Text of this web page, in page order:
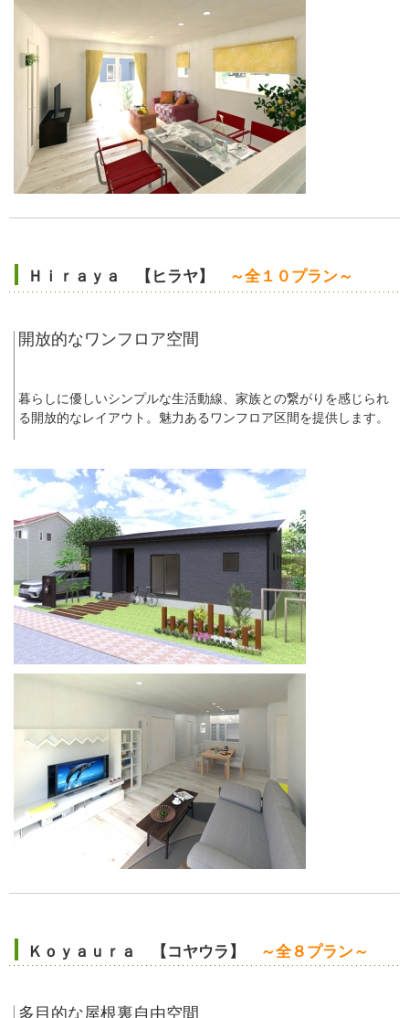
Ｈｉｒａｙａ 【ヒラヤ】 ～全１０プラン～
開放的なワンフロア空間
暮らしに優しいシンプルな生活動線、家族との繋がりを感じられ
る開放的なレイアウト。魅力あるワンフロア区間を提供します。
Ｋｏｙａｕｒａ 【コヤウラ】 ～全８プラン～
多目的な屋根裏自由空間